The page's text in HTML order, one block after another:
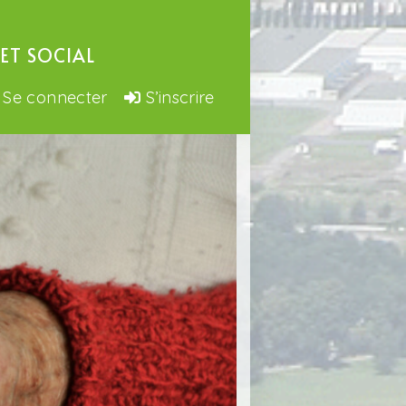
SOCIAL
Se connecter S’inscrire